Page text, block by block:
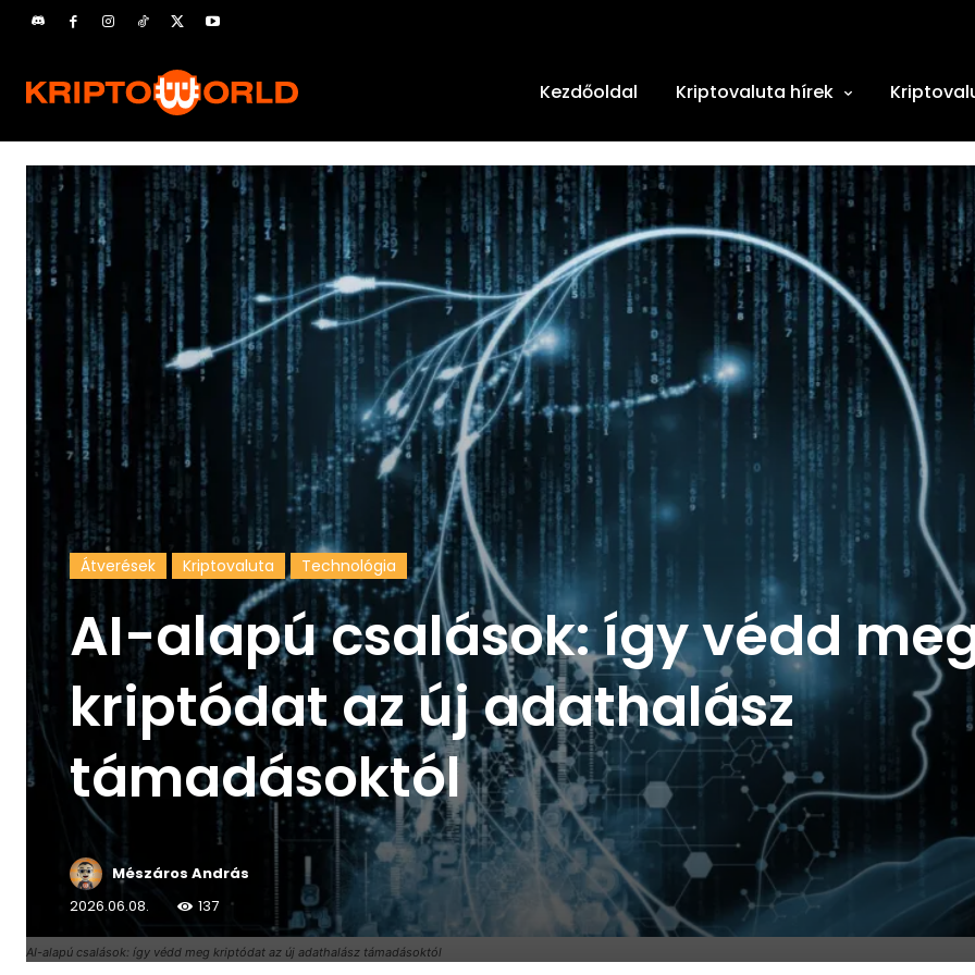
Kezdőoldal Kriptovaluta hírek
AI-alapú csalások: így védd meg kriptódat az új adathalász támadásoktól
Átverések Kriptovaluta Technológia
AI-alapú csalások: így védd
kriptódat az új adathalász
támadásoktól
Mészáros András
2026.06.08.
137